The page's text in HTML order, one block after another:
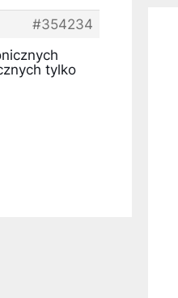
#354234
tylko